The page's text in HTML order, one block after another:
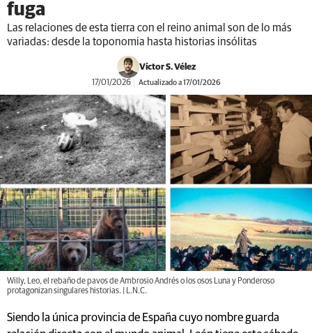
fuga
Las relaciones de esta tierra con el reino animal son de lo más
variadas: desde la toponomia hasta historias insólitas
Víctor S. Vélez
17/01/2026 Actualizado a 17/01/2026
Willy, Leo, el rebaño de pavos de Ambrosio Andrés o los osos Luna y Ponderoso
protagonizan singulares historias. | L.N.C.
Siendo la única provincia de España cuyo nombre guarda